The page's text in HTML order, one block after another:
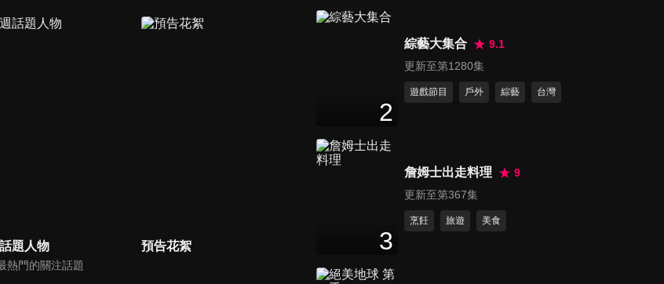
題人物
熱門的關注話題
預告花絮
昏市場
50分鐘
市場隱藏版的鹹蛋黃肉包
50
2
綜藝大集合
9.1
更新至第1280集
遊戲節目 戶外 綜藝 台灣
3
詹姆士出走料理
9
更新至第367集
烹飪 旅遊 美食